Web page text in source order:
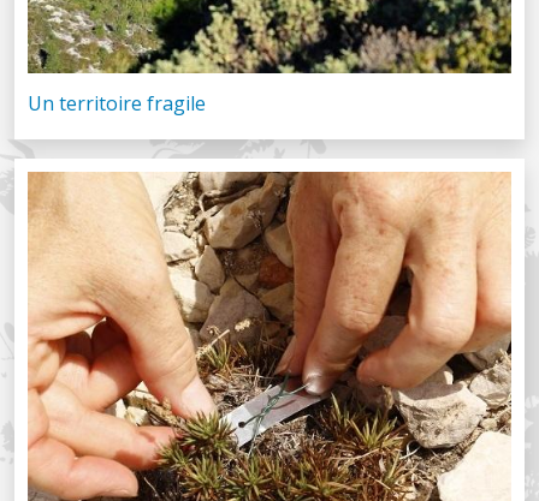
Un territoire fragile